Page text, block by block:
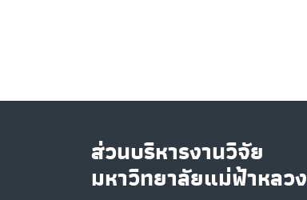
ส่วนบริหารงานวิจัย
มหาวิทยาลัยแม่ฟ้าหลวง